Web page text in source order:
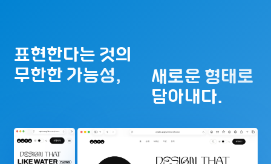
표현한다는 것의
무한한 가능성,
새로운 형태로
담아내다.